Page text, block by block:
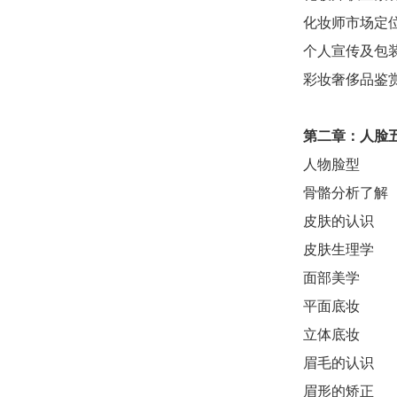
化妆师市场定
个人宣传及包
彩妆奢侈品鉴
第二章： 人脸
人物脸型
骨骼分析了解
皮肤的认识
皮肤生理学
面部美学
平面底妆
立体底妆
眉毛的认识
眉形的矫正